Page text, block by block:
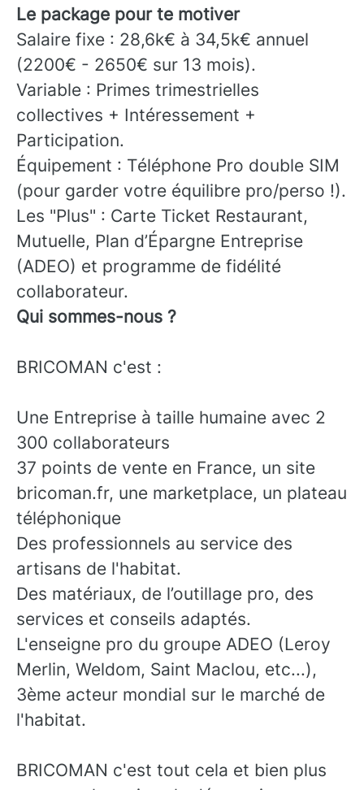
Le package pour te motiver
Salaire fixe : 28,6k€ à 34,5k€ annuel
(2200€ - 2650€ sur 13 mois).
Variable : Primes trimestrielles
collectives + Intéressement +
Participation.
Équipement : Téléphone Pro double SIM
(pour garder votre équilibre pro/perso !).
Les "Plus" : Carte Ticket Restaurant,
Mutuelle, Plan d’Épargne Entreprise
(ADEO) et programme de fidélité
collaborateur.
Qui sommes-nous ?
BRICOMAN c'est :
Une Entreprise à taille humaine avec 2
300 collaborateurs
37 points de vente en France, un site
bricoman.fr, une marketplace, un plateau
téléphonique
Des professionnels au service des
artisans de l'habitat.
Des matériaux, de l’outillage pro, des
services et conseils adaptés.
L'enseigne pro du groupe ADEO (Leroy
Merlin, Weldom, Saint Maclou, etc...),
3ème acteur mondial sur le marché de
l'habitat.
BRICOMAN c'est tout cela et bien plus